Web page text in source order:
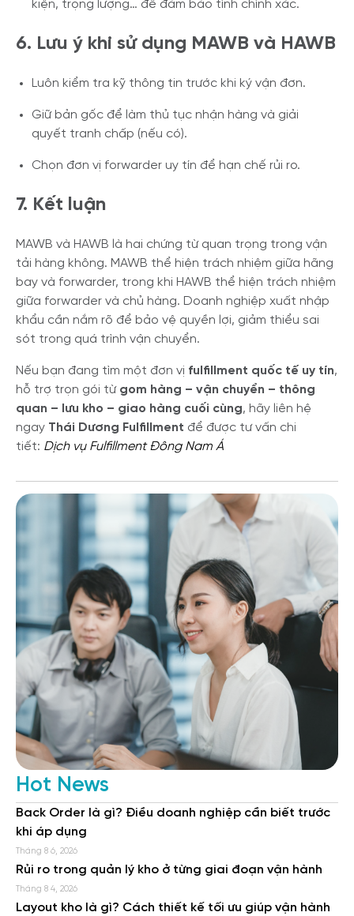
kiện, trọng lượng… để đảm bảo tính chính xác.
6. Lưu ý khi sử dụng MAWB và HAWB
Luôn kiểm tra kỹ thông tin trước khi ký vận đơn.
Giữ bản gốc để làm thủ tục nhận hàng và giải
quyết tranh chấp (nếu có).
Chọn đơn vị forwarder uy tín để hạn chế rủi ro.
7. Kết luận
MAWB và HAWB là hai chứng từ quan trọng trong vận
tải hàng không. MAWB thể hiện trách nhiệm giữa hãng
bay và forwarder, trong khi HAWB thể hiện trách nhiệm
giữa forwarder và chủ hàng. Doanh nghiệp xuất nhập
khẩu cần nắm rõ để bảo vệ quyền lợi, giảm thiểu sai
sót trong quá trình vận chuyển.
Nếu bạn đang tìm một đơn vị fulfillment quốc tế uy tín,
hỗ trợ trọn gói từ gom hàng – vận chuyển – thông
quan – lưu kho – giao hàng cuối cùng, hãy liên hệ
ngay Thái Dương Fulfillment để được tư vấn chi
tiết: Dịch vụ Fulfillment Đông Nam Á
Hot News
Back Order là gì? Điều doanh nghiệp cần biết trước
khi áp dụng
Tháng 8 6, 2026
Rủi ro trong quản lý kho ở từng giai đoạn vận hành
Tháng 8 4, 2026
Layout kho là gì? Cách thiết kế tối ưu giúp vận hành